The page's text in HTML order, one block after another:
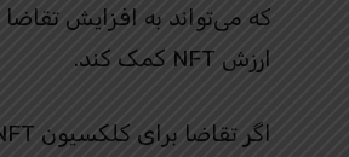
که می‌تواند به افزایش
ارزش NFT کمک کند.